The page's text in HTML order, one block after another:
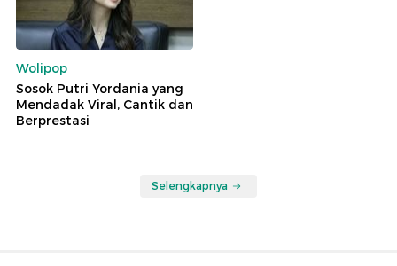
Wolipop
Sosok Putri Yordania yang
Mendadak Viral, Cantik dan
Berprestasi
Selengkapnya